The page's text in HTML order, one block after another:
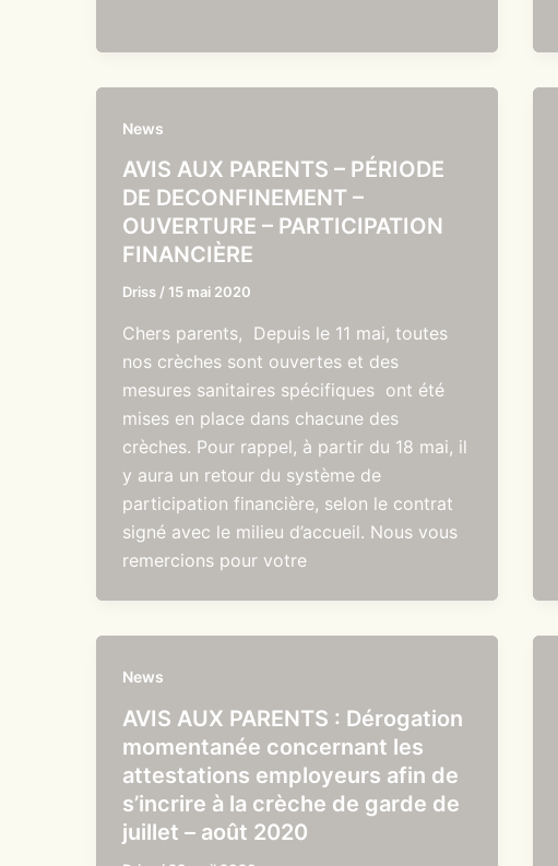
News
AVIS AUX PARENTS – PÉRIODE
DE DECONFINEMENT –
OUVERTURE – PARTICIPATION
FINANCIÈRE
Driss / 15 mai 2020
Chers parents, Depuis le 11 mai, toutes
nos crèches sont ouvertes et des
mesures sanitaires spécifiques ont été
mises en place dans chacune des
crèches. Pour rappel, à partir du 18 mai, il
y aura un retour du système de
participation financière, selon le contrat
signé avec le milieu d’accueil. Nous vous
remercions pour votre
News
AVIS AUX PARENTS : Dérogation
momentanée concernant les
attestations employeurs afin de
s’incrire à la crèche de garde de
juillet – août 2020